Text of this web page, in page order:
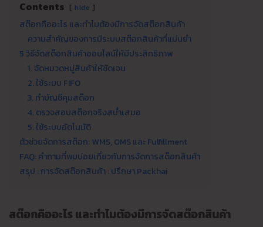
Contents hide
สต๊อกคืออะไร และทำไมต้องมีการจัดสต๊อกสินค้า
ความสำคัญของการมีระบบสต๊อกสินค้าที่แม่นยำ
5 วิธีจัดสต๊อกสินค้าออนไลน์ให้มีประสิทธิภาพ
1. จัดหมวดหมู่สินค้าให้ชัดเจน
2. ใช้ระบบ FIFO
3. ทำบัญชีคุมสต๊อก
4. ตรวจสอบสต๊อกจริงสม่ำเสมอ
5. ใช้ระบบอัตโนมัติ
ตัวช่วยจัดการสต๊อก: WMS, OMS และ Fulfillment
FAQ: คำถามที่พบบ่อยเกี่ยวกับการจัดการสต๊อกสินค้า
สรุป : การจัดสต๊อกสินค้า : ปรึกษา Packhai
สต๊อกคืออะไร และทำไมต้องมีการจัดสต๊อกสินค้า